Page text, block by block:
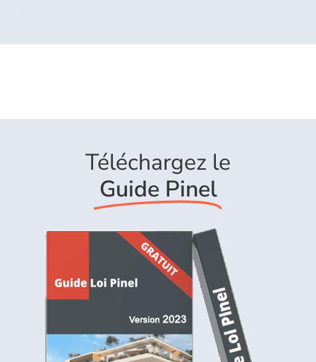
Téléchargez le
Guide Pinel